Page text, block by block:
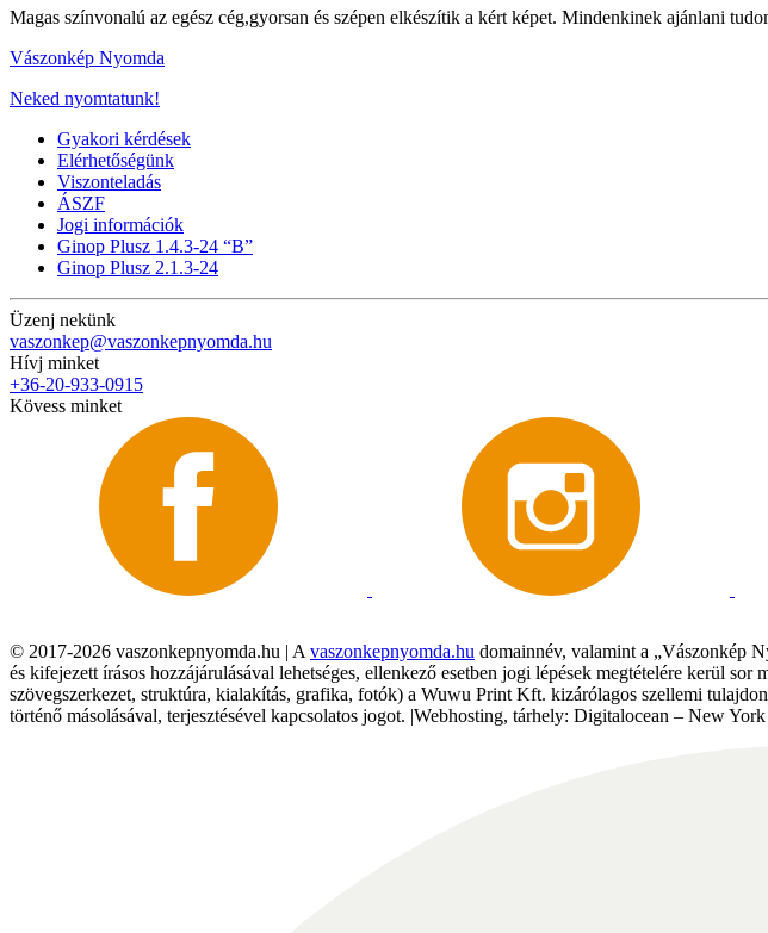
Magas színvonalú az egész cég,gyorsan és szépen elkészítik a kért képet. Mindenkinek ajánlani
Vászonkép Nyomda
Neked nyomtatunk!
Gyakori kérdések
Elérhetőségünk
Viszonteladás
ÁSZF
Jogi információk
Ginop Plusz 1.4.3-24 “B”
Ginop Plusz 2.1.3-24
Üzenj nekünk
vaszonkep@vaszonkepnyomda.hu
Hívj minket
+36-20-933-0915
Kövess minket
© 2017-2026 vaszonkepnyomda.hu | A vaszonkepnyomda.hu domainnév, valamint a „Vászonkép
és kifejezett írásos hozzájárulásával lehetséges, ellenkező esetben jogi lépések megtételére kerül sor
szövegszerkezet, struktúra, kialakítás, grafika, fotók) a Wuwu Print Kft. kizárólagos szellemi
történő másolásával, terjesztésével kapcsolatos jogot. |Webhosting, tárhely: Digitalocean – New